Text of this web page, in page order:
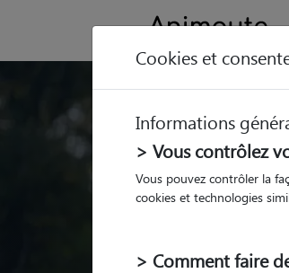
Trouvez
Parmi nospet
Cookies et
Informations
> Vous contrôlez
Vous pouvez contrôler la
cookies et technologies
> Comment faire